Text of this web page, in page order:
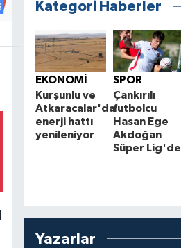
Kategori Haberler
EKONOMİ
Kurşunlu ve
Atkaracalar'da
enerji hattı
yenileniyor
SPOR
Çankırılı
futbolcu
Hasan Ege
Akdoğan
Süper Lig'de
Yazarlar